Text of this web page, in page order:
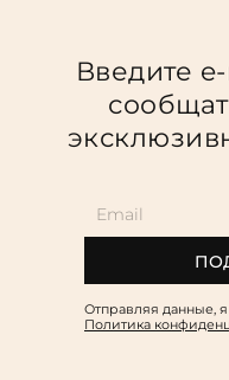
Введите
Отправляя данные,
Политика